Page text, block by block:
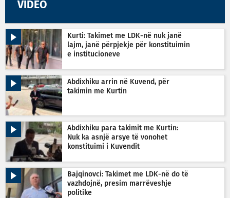
VIDEO
Kurti: Takimet me LDK-në nuk janë
lajm, janë përpjekje për konstituimin
e institucioneve
Abdixhiku arrin në Kuvend, për
takimin me Kurtin
Abdixhiku para takimit me Kurtin:
Nuk ka asnjë arsye të vonohet
konstituimi i Kuvendit
Bajqinovci: Takimet me LDK-në do të
vazhdojnë, presim marrëveshje
politike